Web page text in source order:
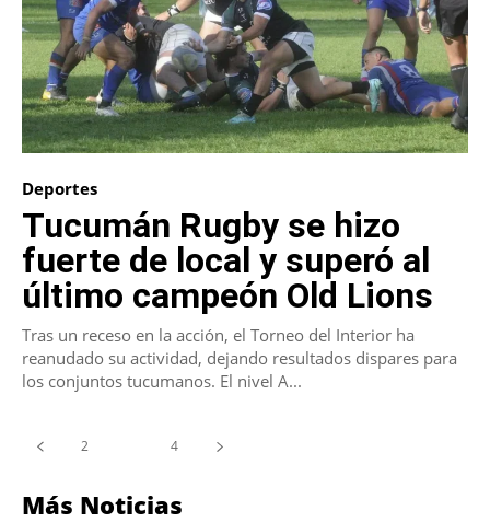
Deportes
Tucumán Rugby se hizo
fuerte de local y superó al
último campeón Old Lions
Tras un receso en la acción, el Torneo del Interior ha
reanudado su actividad, dejando resultados dispares para
los conjuntos tucumanos. El nivel A...
2 4
Más Noticias